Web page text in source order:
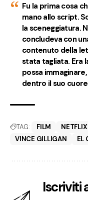
Fu la prima cosa
mano allo script.
la sceneggiatura.
concludeva con
contenuto della
stata tagliata. Era
possa
dentro il suo
TAG: FILM NETFLIX
VINCE GILLIGAN
EL
Iscriviti